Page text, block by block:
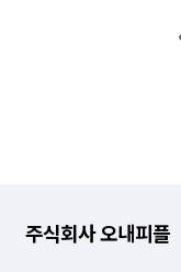
주식회사 오내피플